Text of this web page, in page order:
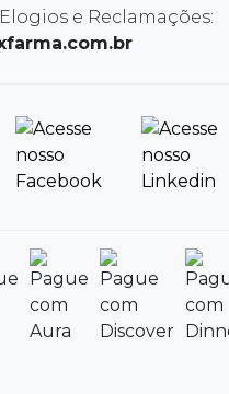
e Reclamações: